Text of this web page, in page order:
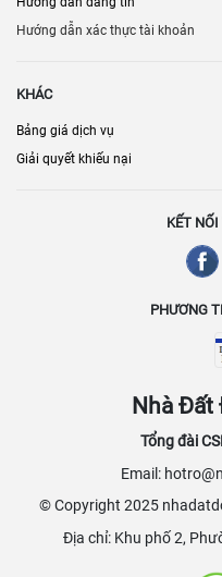
Hướng dẫn xác thực tài khoản
KHÁC
Bảng giá dịch vụ
Giải quyết khiếu nại
KẾT
PHƯƠNG
Nhà Đất
Tổng đài
Email:
© Copyright 2025
Địa chỉ: Khu phố 2,